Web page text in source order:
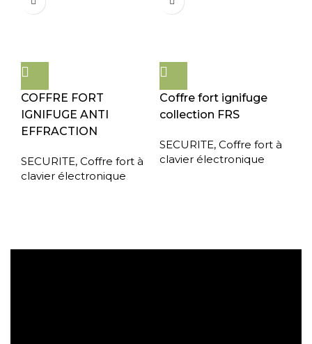
COFFRE FORT
IGNIFUGE ANTI
EFFRACTION
SECURITE, Coffre fort à
clavier électronique
Coffre fort ignifuge
collection FRS
SECURITE, Coffre fort à
clavier électronique